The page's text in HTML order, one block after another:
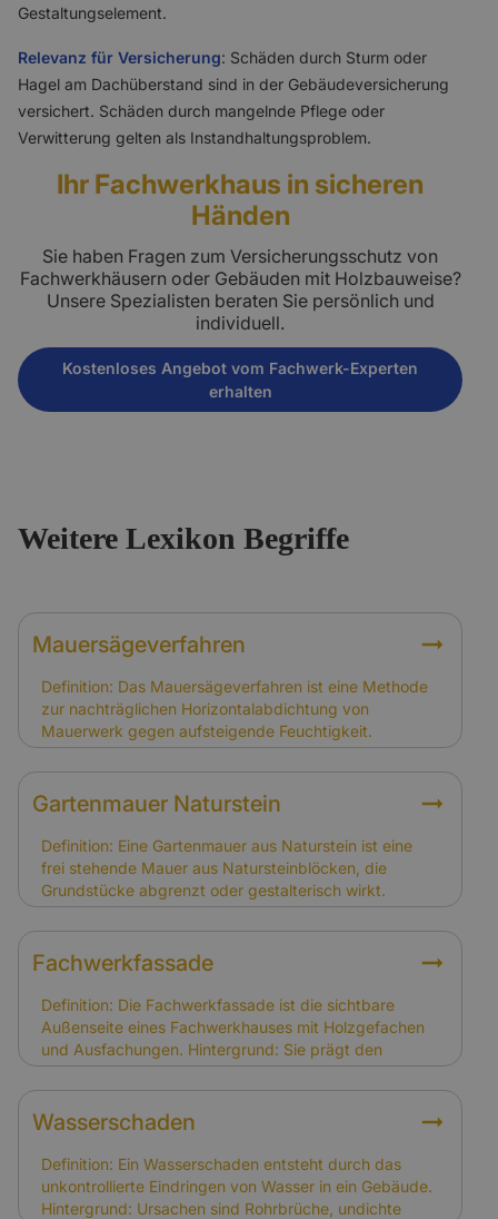
Gestaltungselement.
Relevanz für Versicherung: Schäden durch Sturm oder
Hagel am Dachüberstand sind in der Gebäudeversicherung
versichert. Schäden durch mangelnde Pflege oder
Verwitterung gelten als Instandhaltungsproblem.
Ihr Fachwerkhaus in sicheren
Händen
Sie haben Fragen zum Versicherungsschutz von
Fachwerkhäusern oder Gebäuden mit Holzbauweise?
Unsere Spezialisten beraten Sie persönlich und
individuell.
Kostenloses Angebot vom Fachwerk-Experten
erhalten
Weitere Lexikon Begriffe
Mauersägeverfahren
Definition: Das Mauersägeverfahren ist eine Methode
zur nachträglichen Horizontalabdichtung von
Mauerwerk gegen aufsteigende Feuchtigkeit.
Hintergrund: Dabei wird das Mauerwerk
eingeschnitten und eine Sperre eingebracht. Es wird
häufig bei Alt- und Fachwerkhäusern angewandt, um
Versicherung: Schäden durch aufsteigende
Feuchtigkeit gelten als Instandhaltungsproblem und
sind nicht gedeckt. Das Mauersägeverfahren ist eine
vorbeugende Maßnahme, die Folgeschäden
verhindern soll.
Gartenmauer Naturstein
Definition: Eine Gartenmauer aus Naturstein ist eine
frei stehende Mauer aus Natursteinblöcken, die
Grundstücke abgrenzt oder gestalterisch wirkt.
Hintergrund: Natursteinmauern sind langlebig und
passen optisch zu vielen Fachwerkhäusern. Sie
können jedoch durch Frost, Setzungen oder
Versicherung: Gartenmauern sind nicht automatisch im
Versicherungsschutz enthalten. Eigentümer sollten
prüfen, ob Nebengebäude und Außenanlagen in die
Gebäudeversicherung eingeschlossen sind.
Fachwerkfassade
Definition: Die Fachwerkfassade ist die sichtbare
Außenseite eines Fachwerkhauses mit Holzgefachen
und Ausfachungen. Hintergrund: Sie prägt den
Charakter des Gebäudes und muss regelmäßig
gepflegt werden. Schäden entstehen oft durch
Witterung, Feuchtigkeit oder Schädlingsbefall.
und Abnutzung sind nicht gedeckt. Schäden infolge
von Sturm, Hagel oder Brand sind versichert.
Wasserschaden
Definition: Ein Wasserschaden entsteht durch das
unkontrollierte Eindringen von Wasser in ein Gebäude.
Hintergrund: Ursachen sind Rohrbrüche, undichte